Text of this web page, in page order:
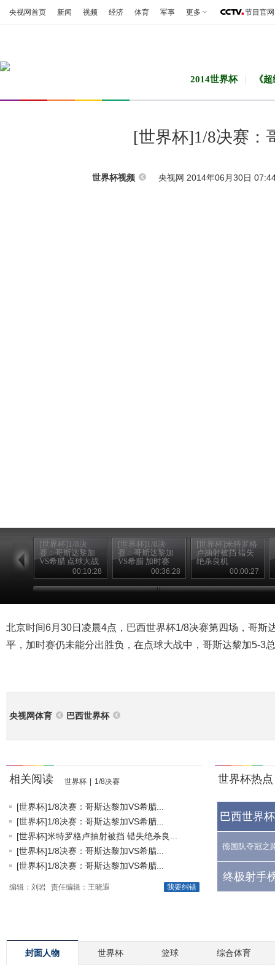
央视网首页 新闻 视频 经济 体育 军事 更多 节目官网
2014世界杯 《
[世界杯]1/8决赛：
世界杯视频 央视网 2014年06月30日
[世界杯]1/8决
赛：哥斯达黎加
VS希腊 点球大战
00:10:28
[世界杯]1/8决
赛：哥斯达黎加
VS希腊 加时赛
00:36:28
[世界杯]米特罗格
卢抽射被挡 错失
绝杀良机
00:00:27
北京时间6月30日凌晨4点，巴西世界杯1/8决赛第四场，哥斯
平，加时赛仍未能分出胜负，在点球大战中，哥斯达黎加5-3
央视网体育 巴西世界杯
相关阅读 世界杯 1/8决赛
[世界杯]1/8决赛：哥斯达黎加VS希腊...
[世界杯]1/8决赛：哥斯达黎加VS希腊...
[世界杯]米特罗格卢抽射被挡 错失绝杀良...
[世界杯]1/8决赛：哥斯达黎加VS希腊...
[世界杯]1/8决赛：哥斯达黎加VS希腊...
我要纠错
编辑：刘岩 责任编辑：王晓遐
世界杯热点
巴西世界
德国队夺冠之
终极射手
封面人物 世界杯 篮球 综合体育